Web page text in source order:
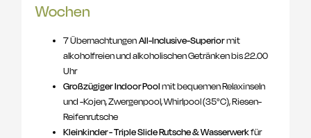
Wochen
7 ÜbernachtungenAll-Inclusive-Superiormit
alkoholfreien und alkoholischen Getränken bis 22.00
Uhr
Großzügiger Indoor Poolmit bequemen Relaxinseln
und -Kojen, Zwergenpool, Whirlpool (35°C), Riesen-
Reifenrutsche
Kleinkinder - Triple Slide Rutsche & Wasserwerkfür